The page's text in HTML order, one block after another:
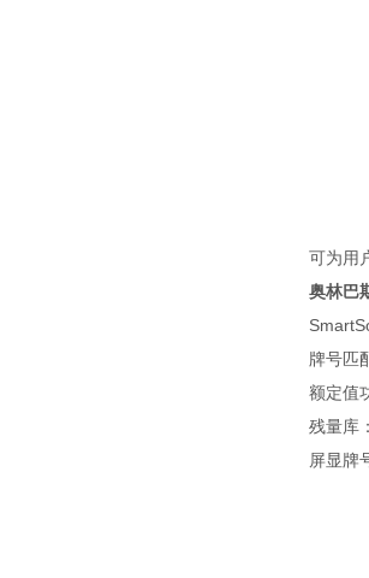
可为用户
奥林巴
SmartSort
牌号匹配
额定值功
残量库：
屏显牌号